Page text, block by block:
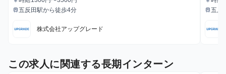
給与
最寄駅
train五反田駅から徒歩4分
株式会社アップグレード
給与
最寄駅
train五反
この求人に関連する長期インターン